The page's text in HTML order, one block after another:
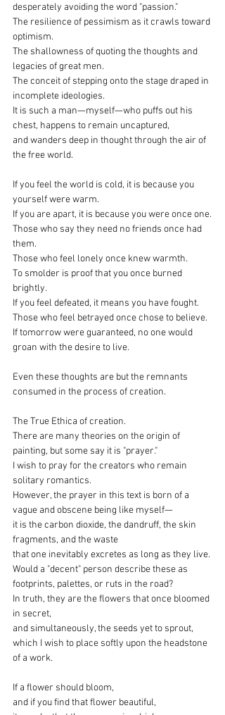
desperately avoiding the word "passion."
The resilience of pessimism as it crawls toward
optimism.
The shallowness of quoting the thoughts and
legacies of great men.
The conceit of stepping onto the stage draped in
incomplete ideologies.
It is such a man—myself—who puffs out his
chest, happens to remain uncaptured,
and wanders deep in thought through the air of
the free world.
If you feel the world is cold, it is because you
yourself were warm.
If you are apart, it is because you were once one.
Those who say they need no friends once had
them.
Those who feel lonely once knew warmth.
To smolder is proof that you once burned
brightly.
If you feel defeated, it means you have fought.
Those who feel betrayed once chose to believe.
If tomorrow were guaranteed, no one would
groan with the desire to live.
Even these thoughts are but the remnants
consumed in the process of creation.
The True Ethica of creation.
There are many theories on the origin of
painting, but some say it is "prayer."
I wish to pray for the creators who remain
solitary romantics.
However, the prayer in this text is born of a
vague and obscene being like myself—
it is the carbon dioxide, the dandruff, the skin
fragments, and the waste
that one inevitably excretes as long as they live.
Would a "decent" person describe these as
footprints, palettes, or ruts in the road?
In truth, they are the flowers that once bloomed
in secret,
and simultaneously, the seeds yet to sprout,
which I wish to place softly upon the headstone
of a work.
If a flower should bloom,
and if you find that flower beautiful,